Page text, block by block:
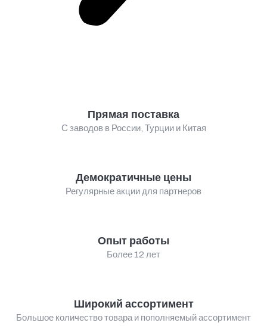
Прямая поставка
С заводов в России, Турции и Китая
Демократичные цены
Регулярные акции для партнеров
Опыт работы
Более 12 лет
Широкий ассортимент
Большое количество товара и пополняемый ассортимент